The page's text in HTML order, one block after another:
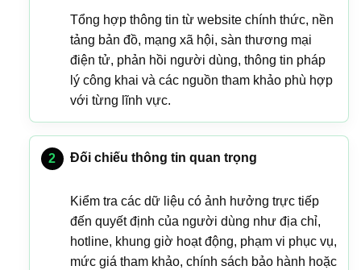
Tổng hợp thông tin từ website chính thức, nền
tảng bản đồ, mạng xã hội, sàn thương mại
điện tử, phản hồi người dùng, thông tin pháp
lý công khai và các nguồn tham khảo phù hợp
với từng lĩnh vực.
Đối chiếu thông tin quan trọng
Kiểm tra các dữ liệu có ảnh hưởng trực tiếp
đến quyết định của người dùng như địa chỉ,
hotline, khung giờ hoạt động, phạm vi phục vụ,
mức giá tham khảo, chính sách bảo hành hoặc